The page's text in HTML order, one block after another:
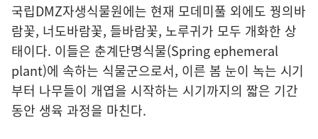
국립DMZ자생식물원에는 현재 모데미풀 외에도 꿩의바
람꽃, 너도바람꽃, 들바람꽃, 노루귀가 모두 개화한 상
태이다. 이들은 춘계단명식물(Spring ephemeral
plant)에 속하는 식물군으로서, 이른 봄 눈이 녹는 시기
부터 나무들이 개엽을 시작하는 시기까지의 짧은 기간
동안 생육 과정을 마친다.